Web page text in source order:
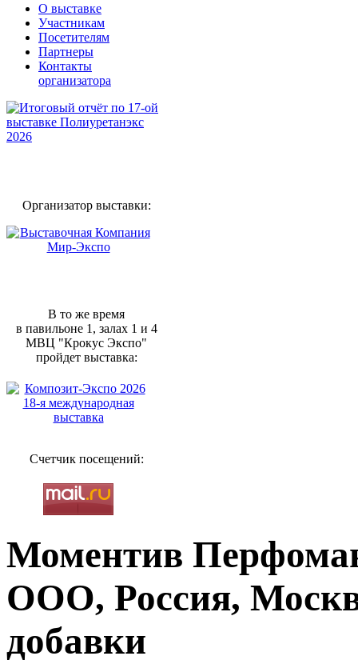
О выставке
Участникам
Посетителям
Партнеры
Контакты
организатора
Организатор выставки:
В то же время
в павильоне 1, залах 1 и 4
МВЦ "Крокус Экспо"
пройдет выставка:
Счетчик посещений:
Моментив
ООО, Россия,
добавки